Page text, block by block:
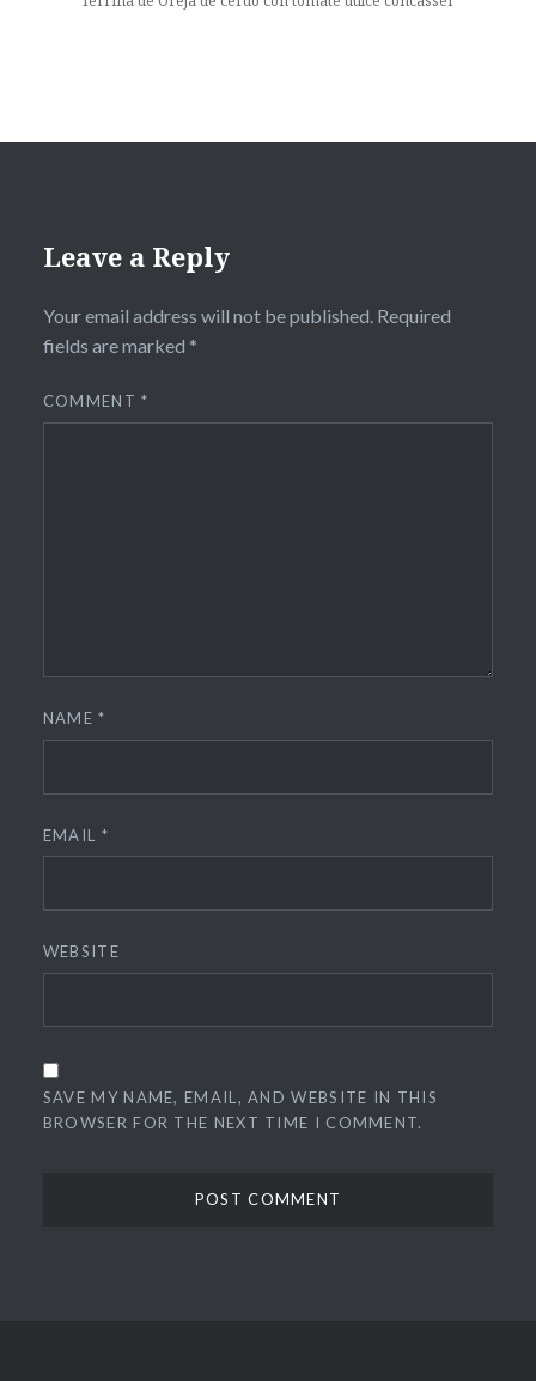
Leave a Reply
Your email address will not be published. Required
fields are marked *
COMMENT*
NAME*
EMAIL *
WEBSITE
SAVE MY NAME, EMAIL, AND WEBSITE IN THIS
BROWSER FOR THE NEXT TIME I COMMENT.